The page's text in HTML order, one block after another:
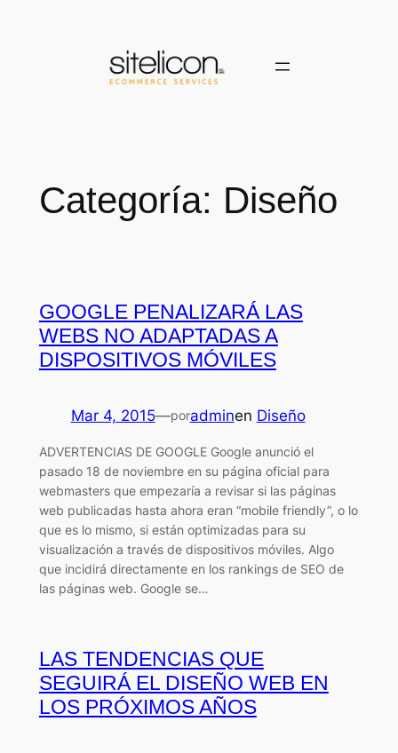
Categoría: Diseño
GOOGLE PENALIZARÁ LAS
WEBS NO ADAPTADAS A
DISPOSITIVOS MÓVILES
Mar 4, 2015—poradminen Diseño
ADVERTENCIAS DE GOOGLE Google anunció el
pasado 18 de noviembre en su página oficial para
webmasters que empezaría a revisar si las páginas
web publicadas hasta ahora eran “mobile friendly”, o lo
que es lo mismo, si están optimizadas para su
visualización a través de dispositivos móviles. Algo
que incidirá directamente en los rankings de SEO de
las páginas web. Google se…
LAS TENDENCIAS QUE
SEGUIRÁ EL DISEÑO WEB EN
LOS PRÓXIMOS AÑOS